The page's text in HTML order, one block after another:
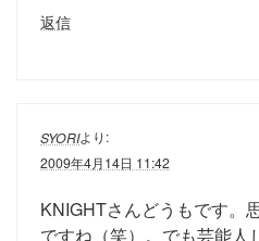
返信
SYORIより:
2009年4月14日 11:42
KNIGHTさんどうもです。
ですね（笑）。でも芸能人